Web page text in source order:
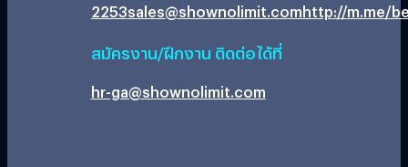
2253sales@shownolimit.comhttp://m.me/
สมัครงาน/ฝึกงาน ติดต่อได้ที่
hr-ga@shownolimit.com